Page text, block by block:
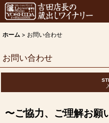
ホーム > お問い合わせ
お問い合わせ
〜ご協力、ご理解お願